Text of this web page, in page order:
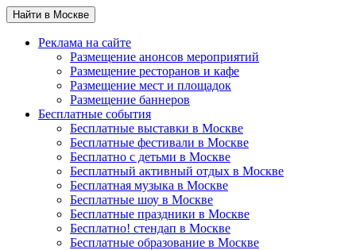
Найти в Москве
Реклама на сайте
Размещение анонсов мероприятий
Размещение ресторанов и кафе
Размещение мест и площадок
Размещение баннеров
Бесплатные события
Бесплатные выставки в Москве
Бесплатные фестивали в Москве
Бесплатно с детьми в Москве
Бесплатный активный отдых в Москве
Бесплатная музыка в Москве
Бесплатные шоу в Москве
Бесплатные праздники в Москве
Бесплатно! стендап в Москве
Бесплатные образование в Москве